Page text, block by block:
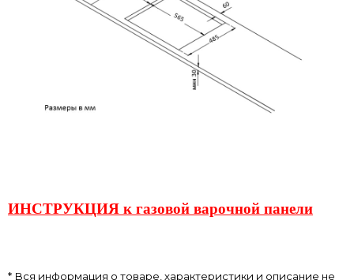
ИНСТРУКЦИЯ к газовой варочной панели
* Вся информация о товаре, характеристики и описание не